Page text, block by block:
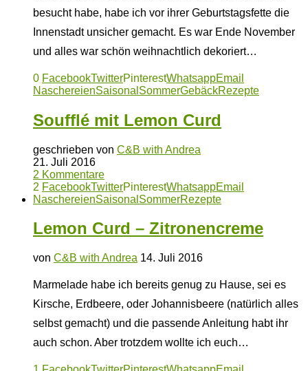
besucht habe, habe ich vor ihrer Geburtstagsfette die
Innenstadt unsicher gemacht. Es war Ende November
und alles war schön weihnachtlich dekoriert…
0 FacebookTwitterPinterestWhatsappEmail
NaschereienSaisonal SommerGebäckRezepte
Soufflé mit Lemon Curd
geschrieben von C&B with Andrea
21. Juli 2016
2 Kommentare
2 FacebookTwitterPinterestWhatsappEmail
NaschereienSaisonal SommerRezepte
Lemon Curd – Zitronencreme
von C&B with Andrea 14. Juli 2016
Marmelade habe ich bereits genug zu Hause, sei es
Kirsche, Erdbeere, oder Johannisbeere (natürlich alles
selbst gemacht) und die passende Anleitung habt ihr
auch schon. Aber trotzdem wollte ich euch…